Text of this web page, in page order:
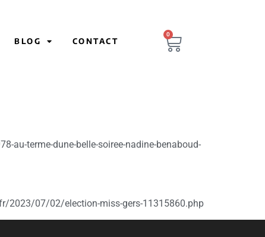
BLOG CONTACT
0
au-terme-dune-belle-soiree-nadine-benaboud-
2023/07/02/election-miss-gers-11315860.php